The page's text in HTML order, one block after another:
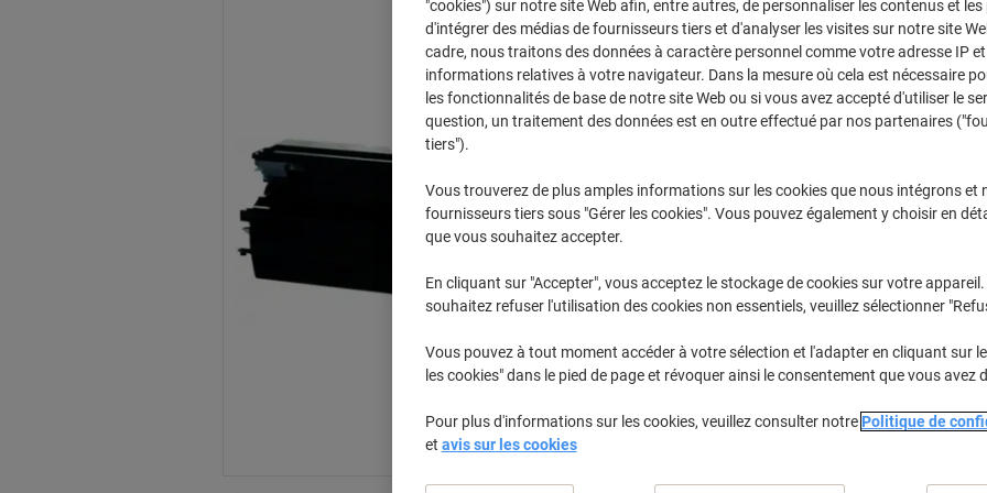
CHF73.95 Unité
À partir de 3
CHF79.94 TVA incl.
Quantité TVA excl.
3+ Unités CHF73.95 -
Souhaitez-vous recevoir une
disponible ?
Me tenir informé
Nous sommes désolés, ce
"cookies") sur notre site Web afin, entre autres, de personnaliser les contenus et les
d'intégrer des médias de fournisseurs tiers et d'analyser les visites sur notre site
cadre, nous traitons des données à caractère personnel comme votre adresse IP et
informations relatives à votre navigateur. Dans la mesure où cela est nécessaire
les fonctionnalités de base de notre site Web ou si vous avez accepté d'utiliser le
question, un traitement des données est en outre effectué par nos partenaires
tiers").
Vous trouverez de plus amples informations sur les cookies que nous intégrons et
fournisseurs tiers sous "Gérer les cookies". Vous pouvez également y choisir en
que vous souhaitez accepter.
En cliquant sur "Accepter", vous acceptez le stockage de cookies sur votre appareil.
souhaitez refuser l'utilisation des cookies non essentiels, veuillez sélectionner
Vous pouvez à tout moment accéder à votre sélection et l'adapter en cliquant sur le
les cookies" dans le pied de page et révoquer ainsi le consentement que vous avez
Pour plus d'informations sur les cookies, veuillez consulter notre Politique de
et avis sur les cookies